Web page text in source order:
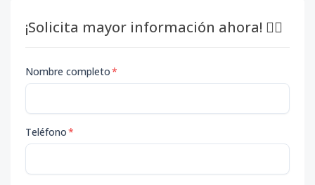
¡Solicita mayor información ahora! 👇🏽
Nombre completo*
Teléfono*